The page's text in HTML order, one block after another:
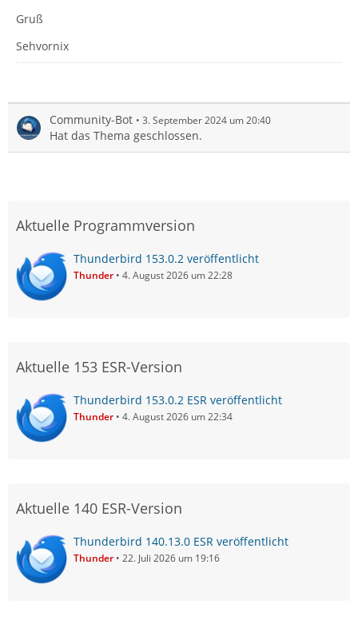
Gruß
Sehvornix
Community-Bot 3. September 2024 um 20:40
Hat das Thema geschlossen.
Aktuelle Programmversion
Thunderbird 153.0.2 veröffentlicht
Thunder 4. August 2026 um 22:28
Aktuelle 153 ESR-Version
Thunderbird 153.0.2 ESR veröffentlicht
Thunder 4. August 2026 um 22:34
Aktuelle 140 ESR-Version
Thunderbird 140.13.0 ESR veröffentlicht
Thunder 22. Juli 2026 um 19:16